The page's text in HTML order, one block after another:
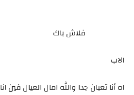
فلاش باك
الاب
اه أنا تعبان جدا والله امال العيال فين انا